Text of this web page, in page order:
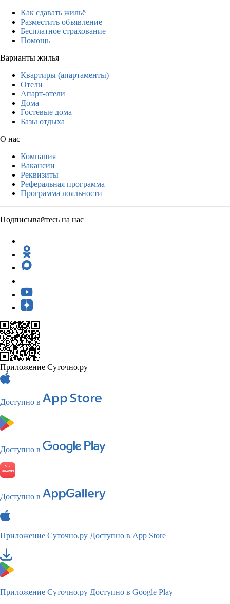
Как сдавать жильё
Разместить объявление
Бесплатное страхование
Помощь
Варианты жилья
Квартиры (апартаменты)
Отели
Апарт-отели
Дома
Гостевые дома
Базы отдыха
О нас
Компания
Вакансии
Реквизиты
Реферальная программа
Программа лояльности
Подписывайтесь на нас
Приложение Суточно.ру
Доступно в
Доступно в
Доступно в
Приложение Суточно.ру Доступно в App Store
Приложение Суточно.ру Доступно в Google Play